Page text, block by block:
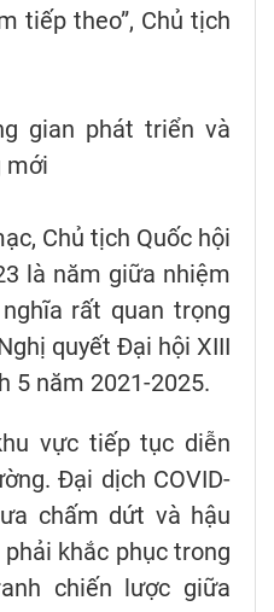
tiếp theo”, Chủ tịch
gian phát triển và
mới
Chủ tịch Quốc hội
là năm giữa nhiệm
rất quan trọng
quyết Đại hội XIII
5 năm 2021-2025.
vực tiếp tục diễn
Đại dịch COVID-
chấm dứt và hậu
khắc phục trong
chiến lược giữa